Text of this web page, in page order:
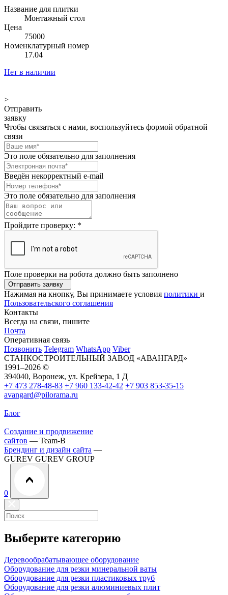
Название для плитки
Монтажный стол
Цена
75000
Номенклатурный номер
17.04
Нет в наличии
>
Отправить
заявку
Чтобы связаться с нами, воспользуйтесь формой обратной
связи
Это поле обязательно для заполнения
Введён некорректный e-mail
Это поле обязательно для заполнения
Пройдите проверку: *
Поле проверки на робота должно быть заполнено
Отправить заявку
Нажимая на кнопку, Вы принимаете условия политики и
Пользовательского соглашения
Контакты
Всегда на связи, пишите
Почта
Оперативная связь
Позвонить Telegram WhatsApp Viber
СТАНКОСТРОИТЕЛЬНЫЙ ЗАВОД «АВАНГАРД»
1991–2026 ©
394040, Воронеж, ул. Крейзера, 1 Д
+7 473 278-48-83 +7 960 133-42-42 +7 903 853-35-15
avangard@pilorama.ru
Блог
Создание и продвижение
сайтов — Team-B
Брендинг и дизайн сайта —
GUREV GUREV GROUP
0
Выберите категорию
Деревообрабатывающее оборудование
Оборудование для резки минеральной ваты
Оборудование для резки пластиковых труб
Оборудование для резки алюминиевых плит